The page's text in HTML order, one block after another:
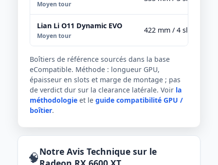
Moyen tour
Lian Li O11 Dynamic EVO
Moyen tour
422 mm / 4 slots
Boîtiers de référence sourcés dans la base
eCompatible. Méthode : longueur GPU,
épaisseur en slots et marge de montage ; pas
de verdict dur sur la clearance latérale. Voir la
méthodologie et le guide compatibilité GPU /
boîtier.
🧠Notre Avis Technique sur le